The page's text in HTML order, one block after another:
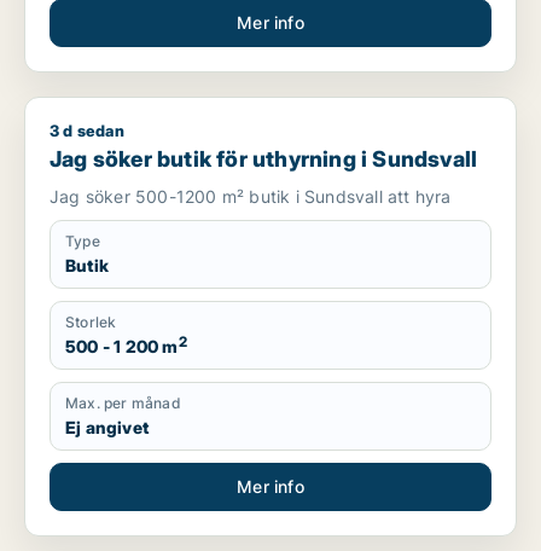
Mer info
Jag söker butik för uthyrning i Sundsvall
3 d sedan
Jag söker butik för uthyrning i Sundsvall
Jag söker 500-1200 m² butik i Sundsvall att hyra
Type
Butik
Storlek
500 - 1 200 m2
Max. per månad
Ej angivet
Mer info